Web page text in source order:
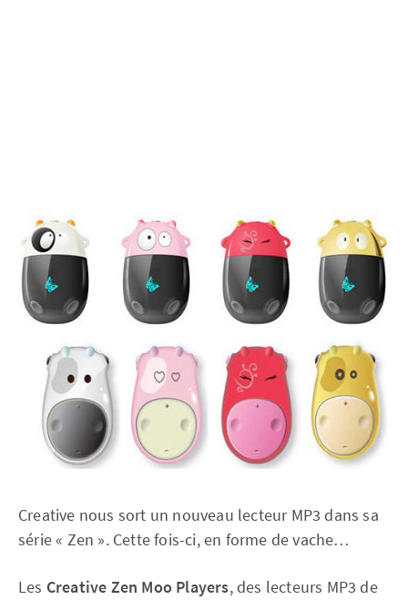
Creative nous sort un nouveau lecteur MP3 dans sa
série « Zen ». Cette fois-ci, en forme de vache…
Les Creative Zen Moo Players, des lecteurs MP3 de